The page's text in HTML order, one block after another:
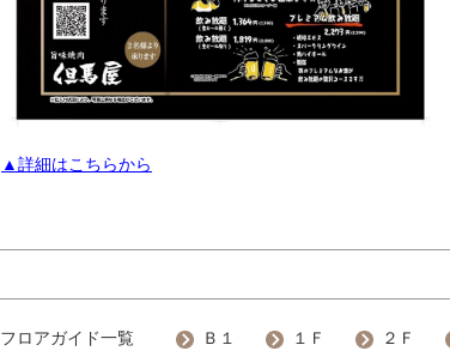
▲詳細はこちらから
フロアガイド一覧 Ｂ１ １Ｆ ２Ｆ